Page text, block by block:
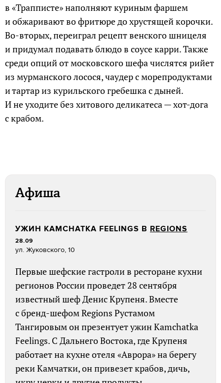
в «Трапписте» наполняют куриным фаршем
и обжаривают во фритюре до хрустящей корочки.
Во-вторых, переиграл рецепт венского шницеля
и придумал подавать блюдо в соусе карри. Также
среди опций от московского шефа числятся рийет
из мурманского лосося, чаудер с морепродуктами
и тартар из курильского гребешка с дыней.
И не уходите без хитового деликатеса — хот-дога
с крабом.
Афиша
УЖИН KAMCHATKA FEELINGS В REGIONS
28.09
ул. Жуковского, 10
Первые шефские гастроли в ресторане кухни
регионов России проведет 28 сентября
известный шеф Денис Крупеня. Вместе
с бренд-шефом Regions Рустамом
Тангировым он презентует ужин Kamchatka
Feelings. С Дальнего Востока, где Крупеня
работает на кухне отеля «Аврора» на берегу
реки Камчатки, он привезет крабов, дичь,